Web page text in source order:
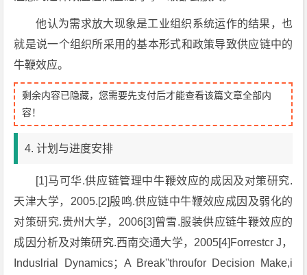
他认为需求放大现象是工业组织系统运作的结果，也
就是说一个组织所采用的基本形式和政策导致供应链中的
牛鞭效应。
剩余内容已隐藏，您需要先支付后才能查看该篇文章全部内
容！
4. 计划与进度安排
[1]马可华.供应链管理中牛鞭效应的成因及对策研究.
天津大学，2005.[2]殷鸣.供应链中牛鞭效应成因及弱化的
对策研究.贵州大学，2006[3]曾雪.服装供应链牛鞭效应的
成因分析及对策研究.西南交通大学，2005[4]Forrestcr J，
Induslrial Dynamics；A Break''throufor Decision Make,i